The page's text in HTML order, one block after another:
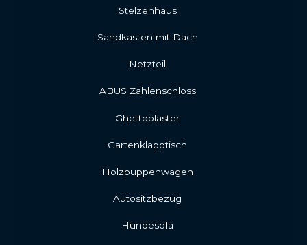
Stelzenhaus
Sandkasten mit Dach
Netzteil
ABUS Zahlenschloss
Ghettoblaster
Gartenklapptisch
Holzpuppenwagen
Autositzbezug
Hundesofa